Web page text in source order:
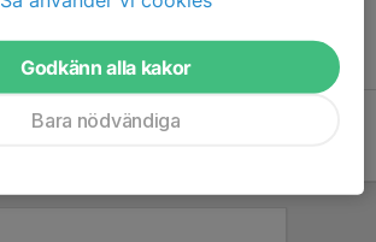
Godkänn alla kakor
Bara nödvändiga